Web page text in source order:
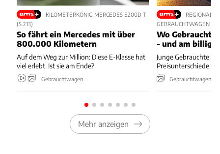
KILOMETERKÖNIG MERCEDES E200D T
(S 213)
So fährt ein Mercedes mit über
800.000 Kilometern
Auf dem Weg zur Million: Diese E-Klasse hat
viel erlebt. Ist sie am Ende?
Gebrauchtwagen
REGIONALE
GEBRAUCHTWAGEN
Wo Gebrauchte
- und am
Junge Gebrauchte
Preisunterschiede
Gebrauchtwagen
Mehr anzeigen